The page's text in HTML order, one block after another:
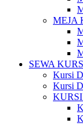
MEJA
SEWA
Kursi
Kursi